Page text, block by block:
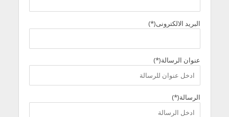
البريد الالكترونى(*)
عنوان الرسالة(*)
الرسالة(*)